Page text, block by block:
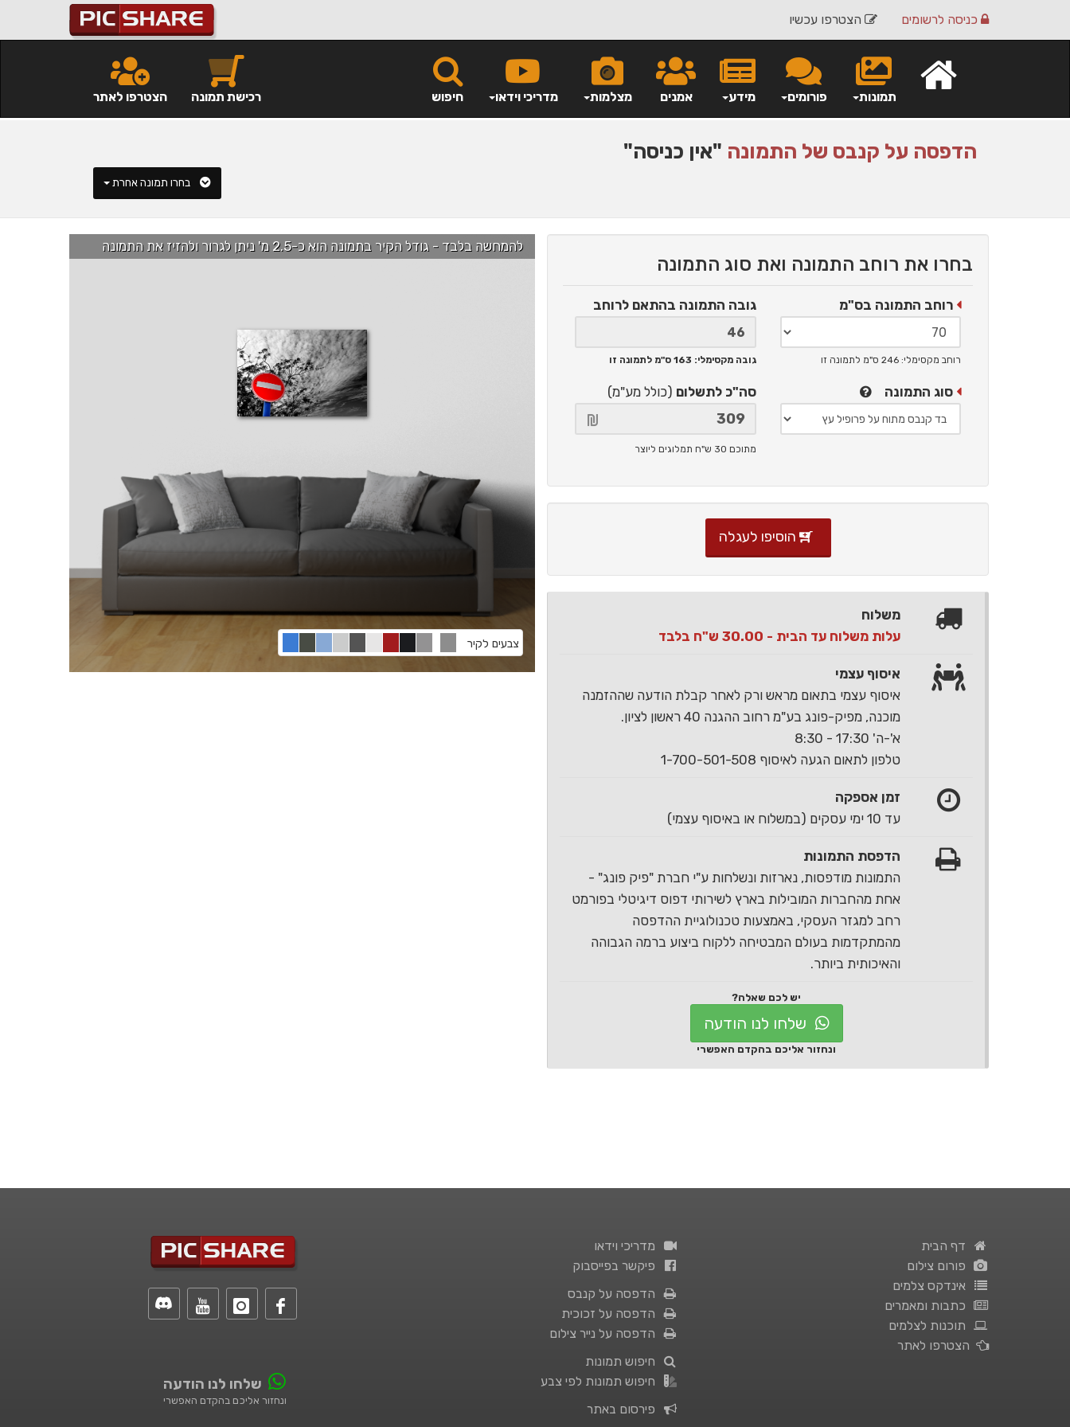
הצטרפו עכשיו כניסה לרשומים
חיפוש מדריכי וידאו מצלמות אמנים מידע פורומים תמונות הצטרפו לאתר רכישת תמונה
הדפסה על קנבס של התמונה "אין כניסה"
להמחשה בלבד - גודל הקיר בתמונה הוא כ-2.5 מ' ניתן לגרור ולהזיז את התמונה
צבעים לקיר
בחרו את רוחב התמונה ואת סוג התמונה
רוחב התמונה בס"מ
רוחב מקסימלי: 246 ס"מ לתמונה זו
גובה התמונה בהתאם לרוחב
גובה מקסימלי: 163 ס"מ לתמונה זו
סוג התמונה סה"כ לתשלום (כולל מע"מ)
מתוכם 30 ש"ח תמלוגים ליוצר
הוסיפו לעגלה
משלוח
עלות משלוח עד הבית - 30.00 ש"ח בלבד
איסוף עצמי
איסוף עצמי בתאום מראש ורק לאחר קבלת הודעה שההזמנה
מוכנה, מפיק-פונג בע"מ רחוב ההגנה 40 ראשון לציון.
א'-ה' 17:30 - 8:30
טלפון לתאום הגעה לאיסוף 1-700-501-508
זמן אספקה
עד 10 ימי עסקים (במשלוח או באיסוף עצמי)
הדפסת התמונות
התמונות מודפסות, נארזות ונשלחות ע"י חברת "פיק פונג" -
אחת מהחברות המובילות בארץ לשירותי דפוס דיגיטלי בפורמט
רחב למגזר העסקי, באמצעות טכנולוגיית ההדפסה
מהמתקדמות בעולם המבטיחה ללקוח ביצוע ברמה הגבוהה
והאיכותית ביותר.
יש לכם שאלה?
שלחו לנו הודעה
ונחזור אליכם בהקדם האפשרי
שלחו לנו הודעה
ונחזור אליכם בהקדם האפשרי
מדריכי וידאו
פיקשר בפייסבוק
הדפסה על קנבס
הדפסה על זכוכית
הדפסה על נייר צילום
חיפוש תמונות
חיפוש תמונות לפי צבע
פירסום באתר
דף הבית
פורום צילום
אינדקס צלמים
כתבות ומאמרים
תוכנות לצלמים
הצטרפו לאתר